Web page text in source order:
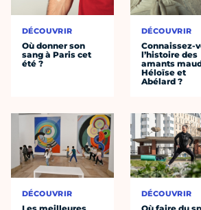
DÉCOUVRIR
Où donner son
sang à Paris cet
été ?
DÉCOUVRIR
DÉCOUVRIR
Connaissez-
l’histoire des
amants
Héloïse et
Abélard ?
DÉCOUVRIR